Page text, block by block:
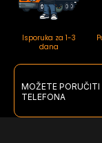
Isporuka za 1-3
dana
MOŽETE PORUČITI
TELEFONA